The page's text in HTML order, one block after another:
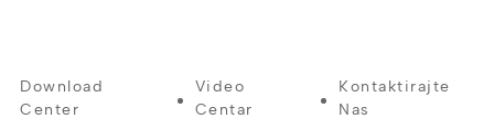
Download
Center
Video
Centar
Kontaktirajte
Nas